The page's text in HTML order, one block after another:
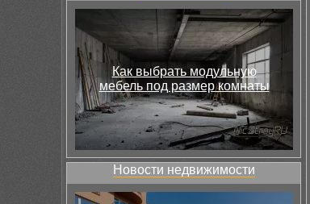
Как выбрать модульную
мебель под размер комнаты
Новости недвижимости